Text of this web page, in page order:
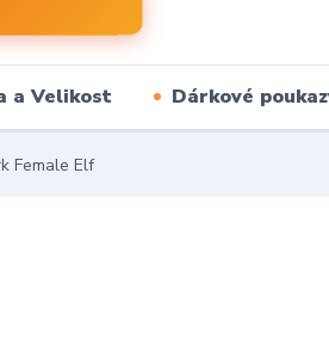
a Velikost Dárkové
Female Elf